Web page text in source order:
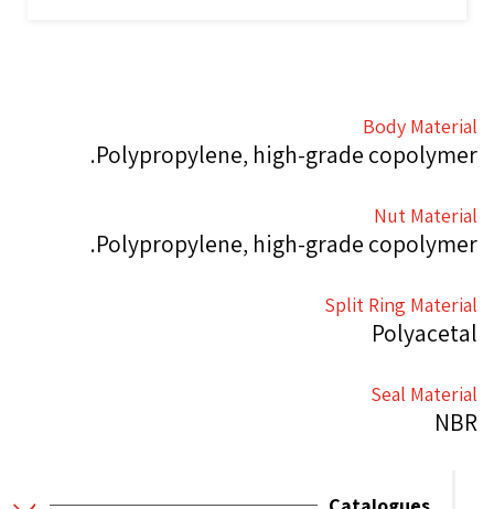
Body Material
Polypropylene, high-grade copolymer.
Nut Material
Polypropylene, high-grade copolymer.
Split Ring Material
Polyacetal
Seal Material
NBR